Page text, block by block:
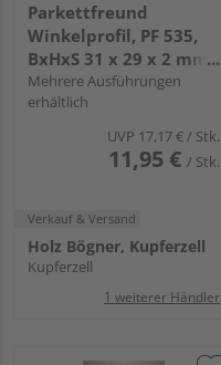
Parkettfreund
Winkelprofil, PF 535,
BxHxS 31 x 29 x 2 mm,
Aluminium edelstahl,
eloxiert
Mehrere Ausführungen
erhältlich
UVP 17,17 €/ Stk.
11,95 € / Stk.
Verkauf & Versand
Holz Bögner, Kupferzell
Kupferzell
1 weiterer Händler